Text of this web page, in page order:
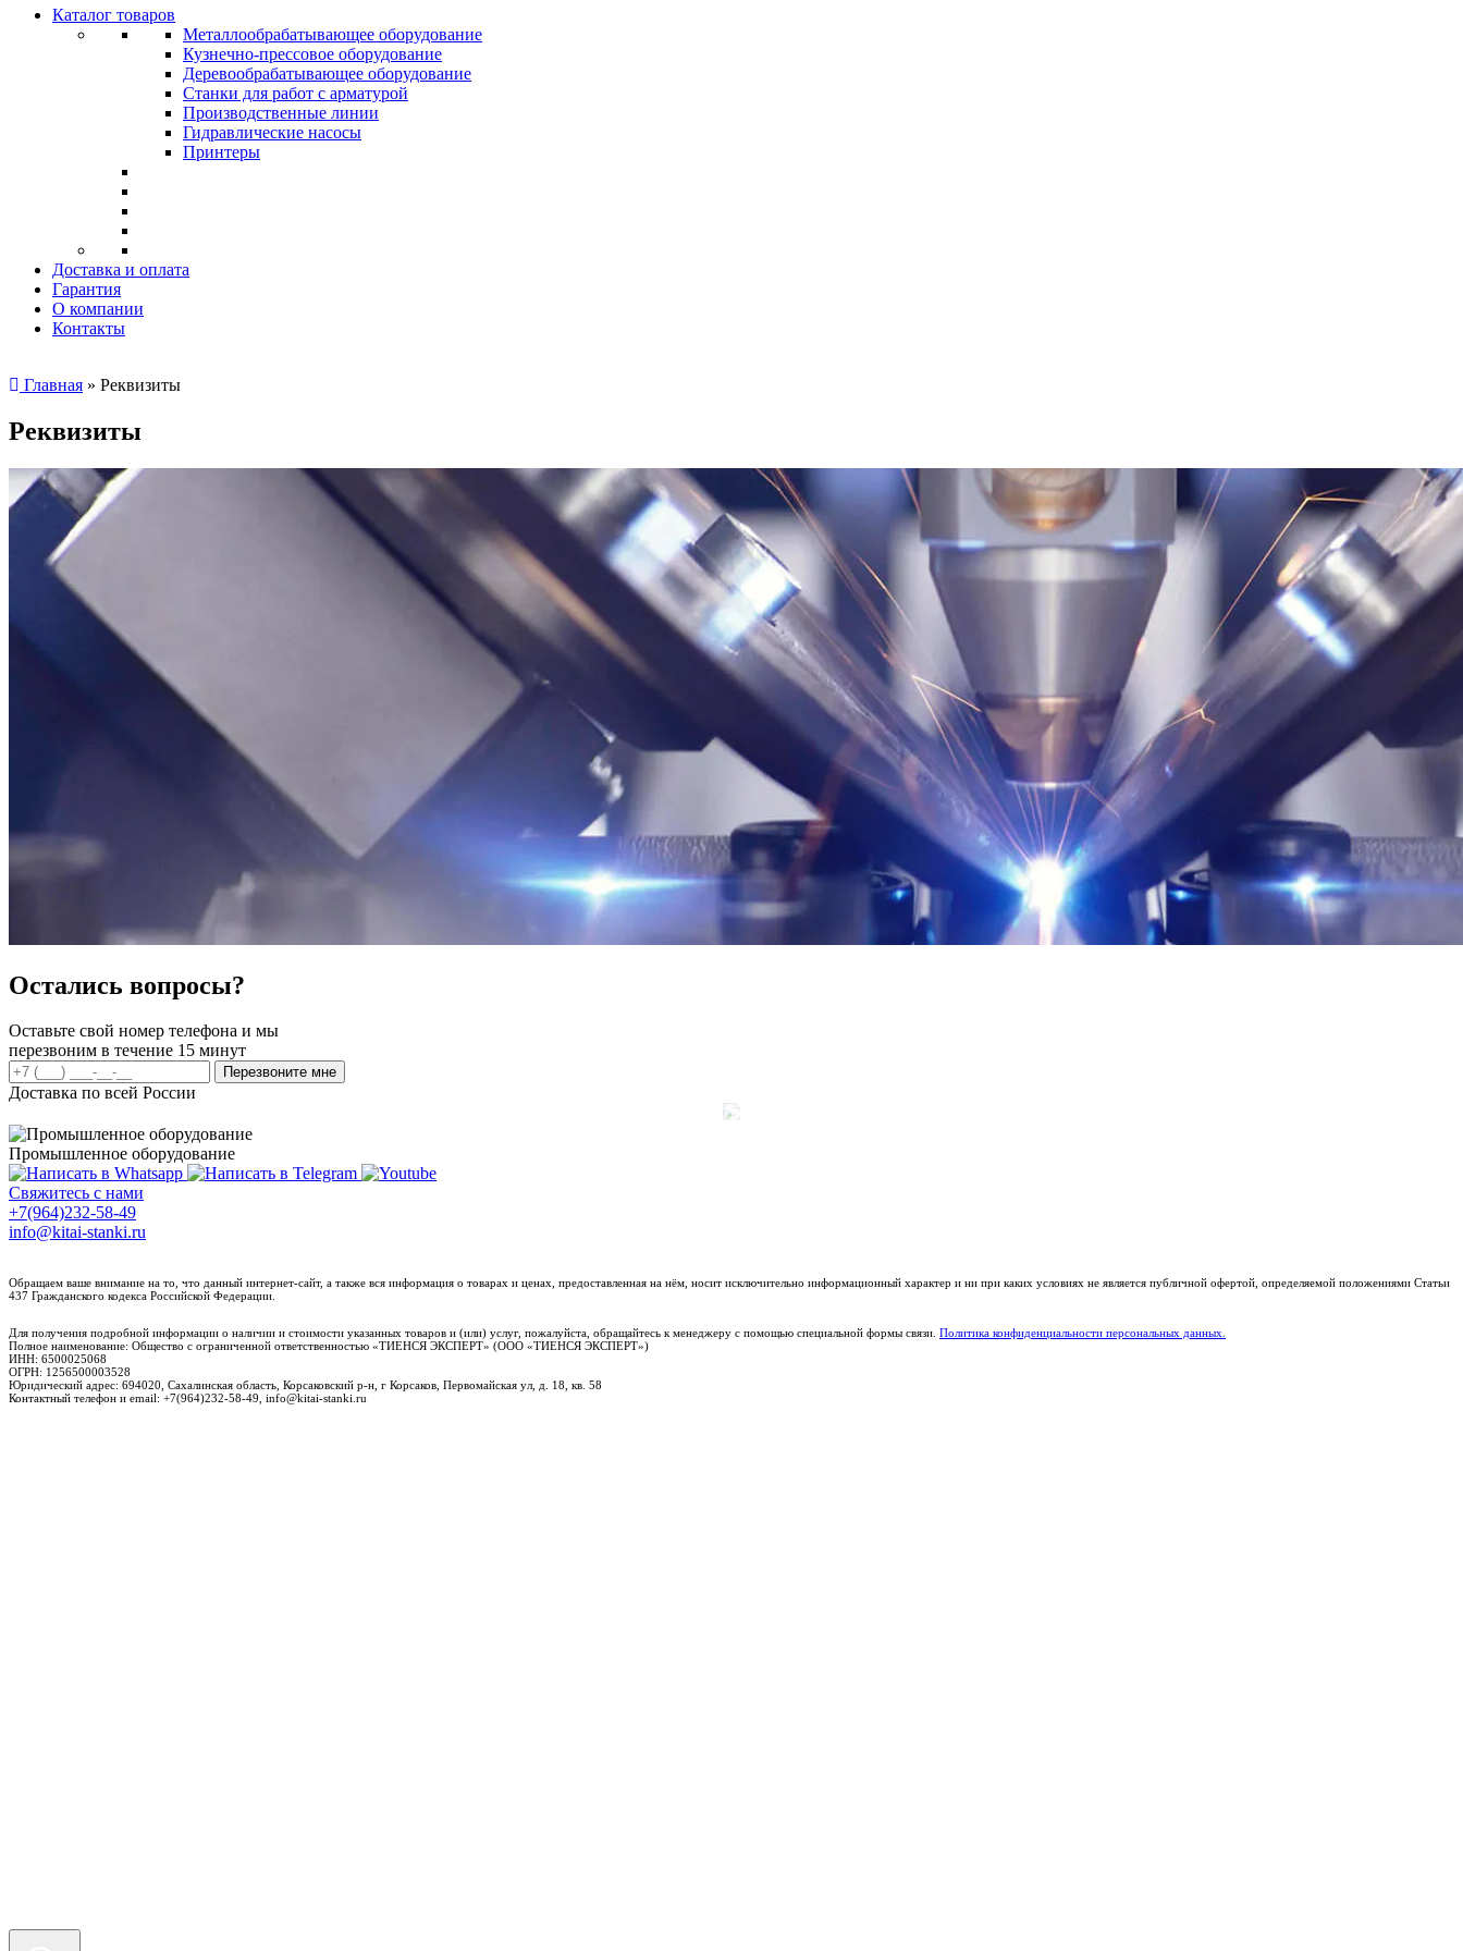
Каталог товаров
Металлообрабатывающее оборудование
Кузнечно-прессовое оборудование
Деревообрабатывающее оборудование
Станки для работ с арматурой
Производственные линии
Гидравлические насосы
Принтеры
Доставка и оплата
Гарантия
О компании
Контакты
Главная » Реквизиты
Реквизиты
Остались вопросы?
Оставьте свой номер телефона и мы
перезвоним в течение 15 минут
Перезвоните мне
Доставка по всей России
Промышленное оборудование
Свяжитесь с нами
+7(964)232-58-49
info@kitai-stanki.ru
Обращаем ваше внимание на то, что данный интернет-сайт, а также вся информация о товарах и ценах, предоставленная на нём, носит исключительно информационный характер и ни при каких условиях не является публичной офертой, определяемой положениями Статьи
437 Гражданского кодекса Российской Федерации.
Для получения подробной информации о наличии и стоимости указанных товаров и (или) услуг, пожалуйста, обращайтесь к менеджеру с помощью специальной формы связи. Политика конфиденциальности персональных данных.
Полное наименование: Общество с ограниченной ответственностью «ТИЕНСЯ ЭКСПЕРТ» (ООО «ТИЕНСЯ ЭКСПЕРТ»)
ИНН: 6500025068
ОГРН: 1256500003528
Юридический адрес: 694020, Сахалинская область, Корсаковский р-н, г Корсаков, Первомайская ул, д. 18, кв. 58
Контактный телефон и email: +7(964)232-58-49, info@kitai-stanki.ru